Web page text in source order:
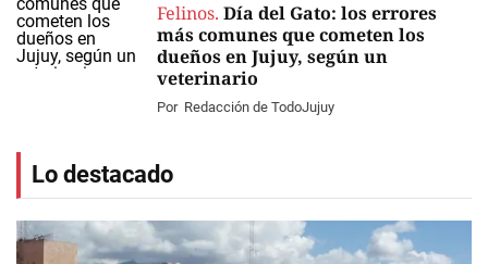
Felinos. Día del Gato: los errores
más comunes que cometen los
dueños en Jujuy, según un
veterinario
Por Redacción de TodoJujuy
Lo destacado